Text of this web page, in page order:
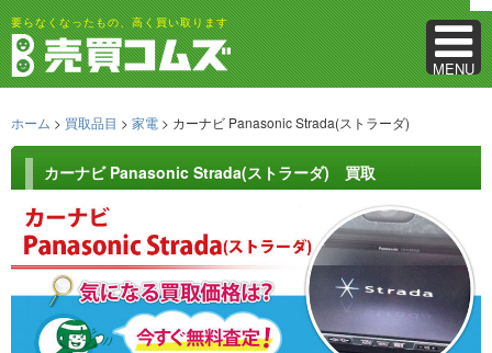
MENU
要らなくなったもの、高く買い取ります
ホーム > 買取品目 > 家電 > カーナビ Panasonic Strada(ストラーダ)
カーナビ Panasonic Strada(ストラーダ) 買取